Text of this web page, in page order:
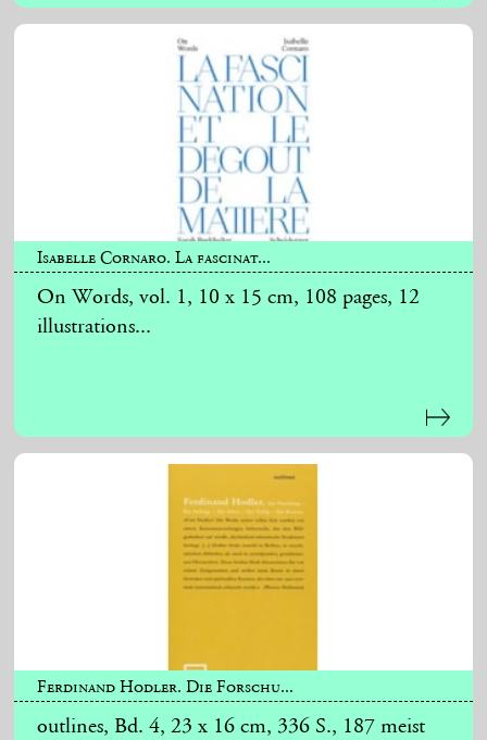
Isabelle Cornaro. La fascinat...
On Words, vol. 1, 10 x 15 cm, 108 pages, 12
illustrations...
Ferdinand Hodler. Die Forschu...
outlines, Bd. 4, 23 x 16 cm, 336 S., 187 meist